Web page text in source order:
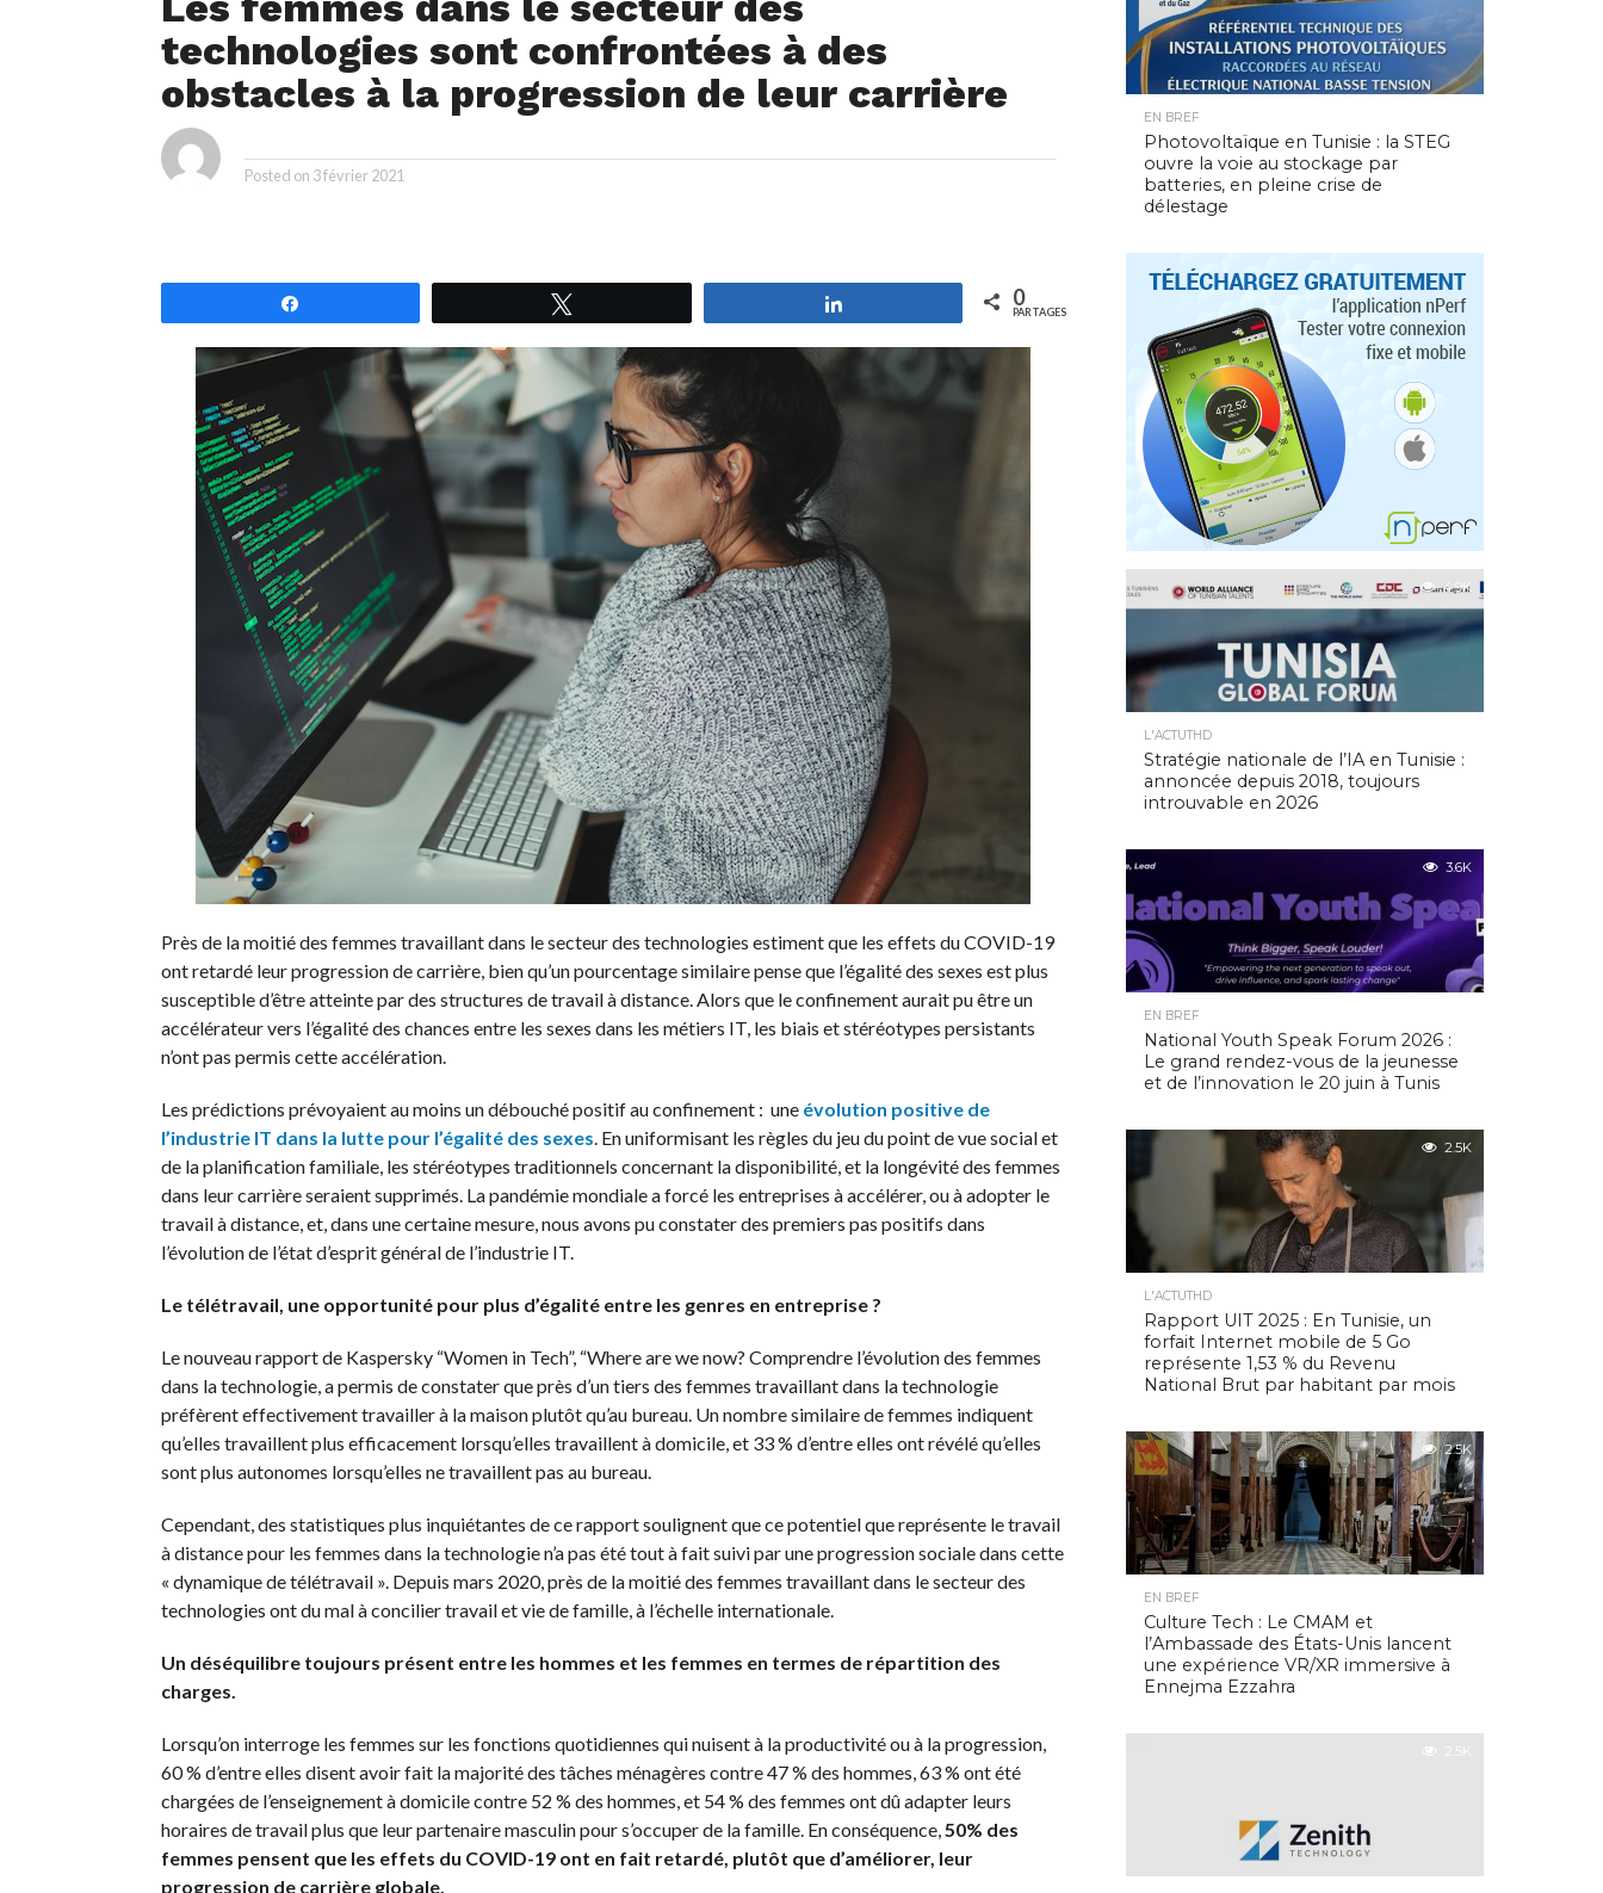
technologies sont confrontées à des
obstacles à la progression de leur carrière
Posted on 3 février 2021
0
PARTAGES
Près de la moitié des femmes travaillant dans le secteur des technologies estiment que les effets du COVID-19
ont retardé leur progression de carrière, bien qu’un pourcentage similaire pense que l’égalité des sexes est plus
susceptible d’être atteinte par des structures de travail à distance. Alors que le confinement aurait pu être un
accélérateur vers l’égalité des chances entre les sexes dans les métiers IT, les biais et stéréotypes persistants
n’ont pas permis cette accélération.
Les prédictions prévoyaient au moins un débouché positif au confinement : une évolution positive de
l’industrie IT dans la lutte pour l’égalité des sexes. En uniformisant les règles du jeu du point de vue social et
de la planification familiale, les stéréotypes traditionnels concernant la disponibilité, et la longévité des femmes
dans leur carrière seraient supprimés. La pandémie mondiale a forcé les entreprises à accélérer, ou à adopter le
travail à distance, et, dans une certaine mesure, nous avons pu constater des premiers pas positifs dans
l’évolution de l’état d’esprit général de l’industrie IT.
Le télétravail, une opportunité pour plus d’égalité entre les genres en entreprise ?
Le nouveau rapport de Kaspersky “Women in Tech”, “Where are we now? Comprendre l’évolution des femmes
dans la technologie, a permis de constater que près d’un tiers des femmes travaillant dans la technologie
préfèrent effectivement travailler à la maison plutôt qu’au bureau. Un nombre similaire de femmes indiquent
qu’elles travaillent plus efficacement lorsqu’elles travaillent à domicile, et 33 % d’entre elles ont révélé qu’elles
sont plus autonomes lorsqu’elles ne travaillent pas au bureau.
Cependant, des statistiques plus inquiétantes de ce rapport soulignent que ce potentiel que représente le travail
à distance pour les femmes dans la technologie n’a pas été tout à fait suivi par une progression sociale dans cette
« dynamique de télétravail ». Depuis mars 2020, près de la moitié des femmes travaillant dans le secteur des
technologies ont du mal à concilier travail et vie de famille, à l’échelle internationale.
Un déséquilibre toujours présent entre les hommes et les femmes en termes de répartition des
charges.
Lorsqu’on interroge les femmes sur les fonctions quotidiennes qui nuisent à la productivité ou à la progression,
60 % d’entre elles disent avoir fait la majorité des tâches ménagères contre 47 % des hommes, 63 % ont été
chargées de l’enseignement à domicile contre 52 % des hommes, et 54 % des femmes ont dû adapter leurs
horaires de travail plus que leur partenaire masculin pour s’occuper de la famille. En conséquence,50% des
femmes pensent que les effets du COVID-19 ont en fait retardé, plutôt que d’améliorer, leur
progression de carrière globale.
EN BREF
Photovoltaïque en Tunisie : la STEG
ouvre la voie au stockage par
batteries, en pleine crise de
délestage
4.9K
L'ACTUTHD
Stratégie nationale de l’IA en Tunisie :
annoncée depuis 2018, toujours
introuvable en 2026
3.6K
EN BREF
National Youth Speak Forum 2026 :
Le grand rendez-vous de la jeunesse
et de l’innovation le 20 juin à Tunis
2.5K
L'ACTUTHD
Rapport UIT 2025 : En Tunisie, un
forfait Internet mobile de 5 Go
représente 1,53 % du Revenu
National Brut par habitant par mois
2.5K
EN BREF
Culture Tech : Le CMAM et
l’Ambassade des États-Unis lancent
une expérience VR/XR immersive à
Ennejma Ezzahra
2.5K